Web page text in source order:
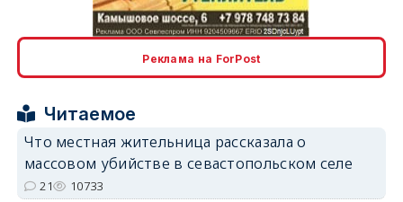
Реклама на ForPost
Читаемое
Что местная жительница рассказала о
массовом убийстве в севастопольском селе
21 10733